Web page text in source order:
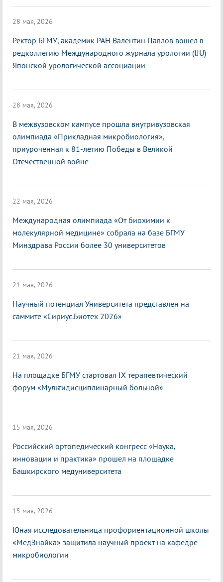
28 мая, 2026
Ректор БГМУ, академик РАН Валентин Павлов вошел в
редколлегию Международного журнала урологии (IJU)
Японской урологической ассоциации
28 мая, 2026
В межвузовском кампусе прошла внутривузовская
олимпиада «Прикладная микробиология»,
приуроченная к 81-летию Победы в Великой
Отечественной войне
22 мая, 2026
Международная олимпиада «От биохимии к
молекулярной медицине» собрала на базе БГМУ
Минздрава России более 30 университетов
21 мая, 2026
Научный потенциал Университета представлен на
саммите «Сириус.Биотех 2026»
21 мая, 2026
На площадке БГМУ стартовал IX терапевтический
форум «Мультидисциплинарный больной»
15 мая, 2026
Российский ортопедический конгресс «Наука,
инновации и практика» прошел на площадке
Башкирского медуниверситета
15 мая, 2026
Юная исследовательница профориентационной школы
«МедЗнайка» защитила научный проект на кафедре
микробиологии